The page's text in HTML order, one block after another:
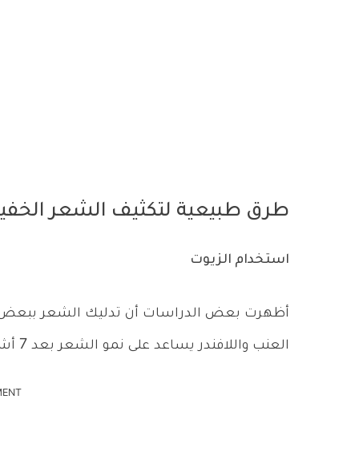
طرق طبيعية لتكثيف الشعر
استخدام الزيوت
أظهرت بعض الدراسات أن تدليك الشعر ببعض
العنب واللافندر يساعد على نمو الشعر بعد 7 أشهر.